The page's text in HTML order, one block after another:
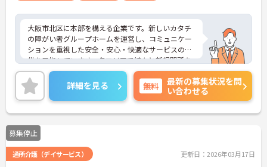
大阪市北区に本部を構える企業です。新しいカタチ
の障がい者グループホームを運営し、コミュニケー
ションを重視した安全・安心・快適なサービスの提
供を目指しています。各エリアで続々と新規開所を
している成長企業で働きませんか？ご興味のある方
には、面接対策ポイントなど、さらに詳細をお話し
いたしますのでお気軽にご相談ください！
詳細を見る 無料
最新の募集状況を問
い合わせる
募集停止
通所介護（デイサービス） 更新日：2026年03月17日